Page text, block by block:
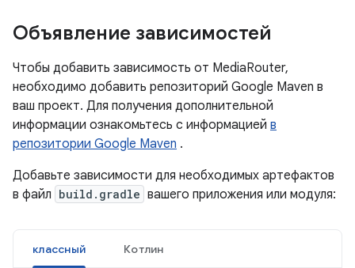
Объявление зависимостей
Чтобы добавить зависимость от MediaRouter,
необходимо добавить репозиторий Google Maven в
ваш проект. Для получения дополнительной
информации ознакомьтесь с информацией в
репозитории Google Maven .
Добавьте зависимости для необходимых артефактов
в файл build.gradle вашего приложения или модуля:
классный Котлин